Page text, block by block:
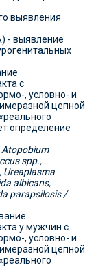
выявления
- выявление
с
, условно- и
цепной
определение
Atopobium
spp.,
Ureaplasma
albicans,
parapsilosis /
у мужчин с
, условно- и
цепной